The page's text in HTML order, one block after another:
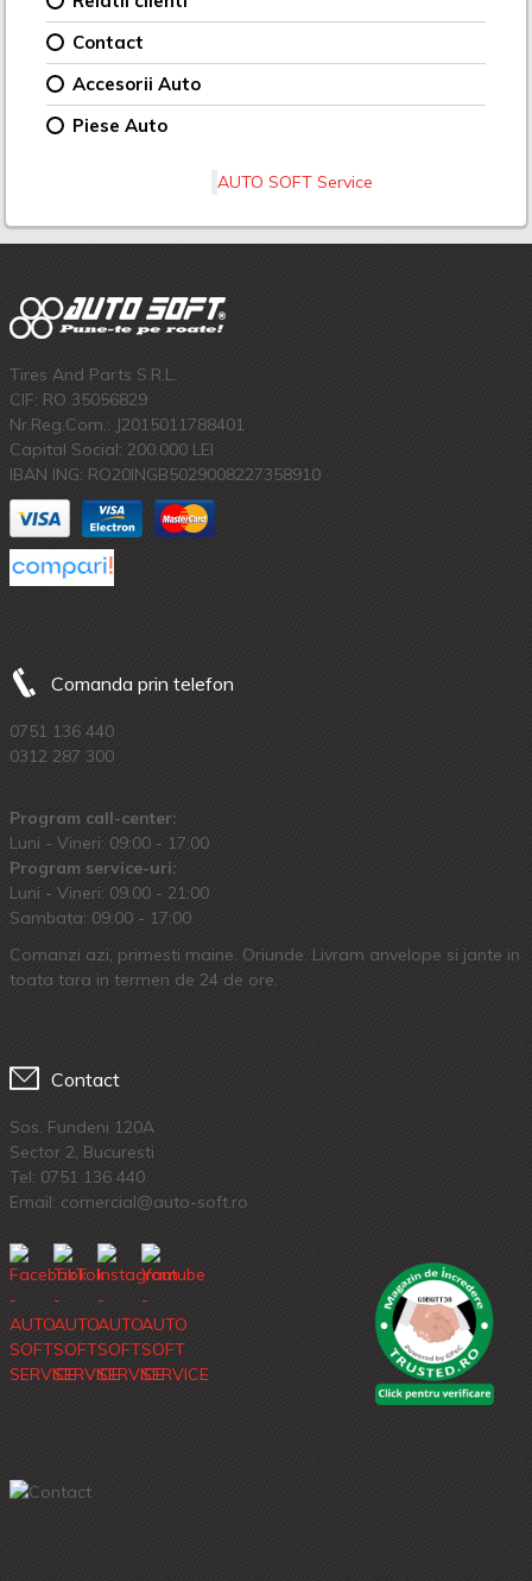
Contact
Accesorii Auto
Piese Auto
AUTO SOFT Service
Tires And Parts S.R.L.
CIF: RO 35056829
Nr.Reg.Com.: J2015011788401
Capital Social: 200.000 LEI
IBAN ING: RO20INGB5029008227358910
Comanda prin telefon
0751 136 440
0312 287 300
Program call-center:
Luni - Vineri: 09:00 - 17:00
Program service-uri:
Luni - Vineri: 09.00 - 21:00
Sambata: 09:00 - 17:00
Comanzi azi, primesti maine. Oriunde. Livram anvelope si jante in
toata tara in termen de 24 de ore.
Contact
Sos. Fundeni 120A
Sector 2, Bucuresti
Tel: 0751 136 440
Email: comercial@auto-soft.ro